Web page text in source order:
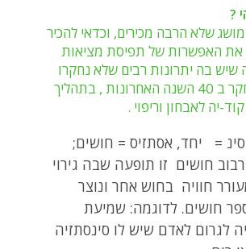
?
שלא הרבה מכירים, וכדאי להכיר
את האפשרות של תפיסת מציאות
שיש בה יתרונות רבים שלא נחקרו
עדיין, חלק נחקר ב 40 השנה האחרונות , בתהליך
יה לאבחון וריפוי .
= יחד, אסתזיס = חושים;
חושים זו תופעה שבה גירוי
חוויה בחוש אחר ונוצר
חושים. לדוגמה: שמיעת
לגרום לאדם שיש לו סינסתזיה